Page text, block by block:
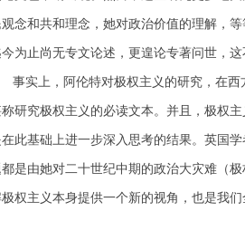
念和共和理念，她对政治价值的理解，
为止尚无专文论述，更遑论专著问世，
伦特对极权主义的研究，在西方学
研究极权主义的必读文本。并且，极权
此基础上进一步深入思考的结果。英国
是由她对二十世纪中期的政治大灾难（
权主义本身提供一个新的视角，也是我